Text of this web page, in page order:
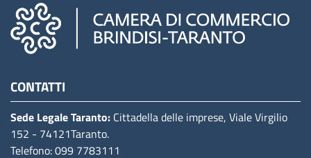
CONTATTI
Sede Legale Taranto: Cittadella delle imprese, Viale Virgilio
152 - 74121Taranto.
Telefono: 099 7783111